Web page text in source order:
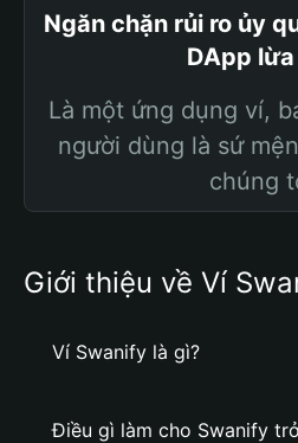
Ngăn chặn rủi ro ủy
DApp
Là một ứng dụng ví,
người dùng là sứ
chúng
Giới thiệu về Ví
Ví Swanify là gì?
Điều gì làm cho Swanify